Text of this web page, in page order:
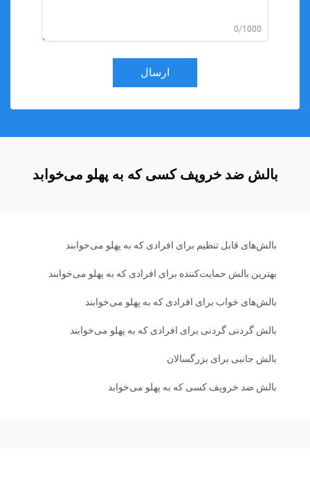
0/1000
ارسال
بالش ضد خروپف کسی که به پهلو می‌خوابد
بالش‌های قابل تنظیم برای افرادی که به پهلو می‌خوابند
بهترین بالش حمایت‌کننده برای افرادی که به پهلو می‌خوابند
بالش‌های خواب برای افرادی که به پهلو می‌خوابند
بالش گردنی گردنی برای افرادی که به پهلو می‌خوابند
بالش جانبی برای بزرگسالان
بالش ضد خروپف کسی که به پهلو می‌خوابد